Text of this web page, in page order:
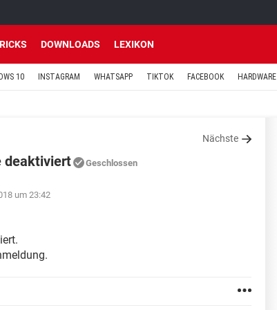
DOWNLOADS LEXIKON
10 INSTAGRAM WHATSAPP TIKTOK FACEBOOK HARDWARE
Nächste
deaktiviert Geschlossen
um 23:42